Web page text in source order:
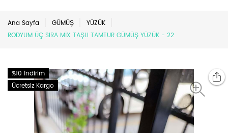
Ana Sayfa GÜMÜŞ
YÜZÜK
RODYUM ÜÇ SIRA MİX TAŞLI TAMTUR GÜMÜŞ YÜZÜK - 22
%10 İndirim
Ücretsiz Kargo